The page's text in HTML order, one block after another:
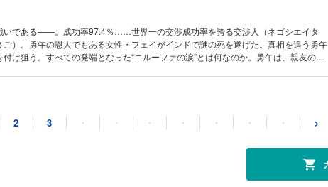
いである――。成功率97.4％……世界一の交渉成功率を誇る交渉人（ネゴシエイタ
）。勇午の恩人でもある女性・フェイがインドで謎の死を遂げた。真相を追う勇午
け狙う。すべての発端となった“ニルーファの涙”とは何なのか。勇午は、親友の遺
いである――。成功率97.4%……世界一の交渉成功率を誇る交渉人(ネゴシエイター)･
午の恩人でもある女性･フェイがインドで謎の死を遂げた。インドに根付くカースト制
を肌で感じながら、真相を追う勇午は黒幕である狂信的ヒンドゥー至上主義団体･
2 3 ・ ・ ・ ・ ・ ・ ・ >